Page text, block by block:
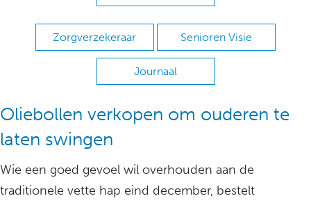
Zorgverzekeraar Senioren Visie
Journaal
Oliebollen verkopen om ouderen te
laten swingen
Wie een goed gevoel wil overhouden aan de
traditionele vette hap eind december, bestelt